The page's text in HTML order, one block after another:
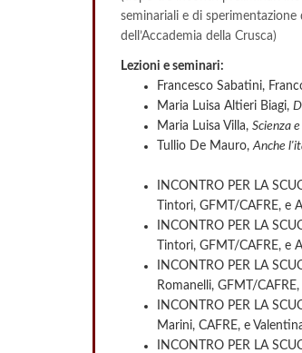
seminariali e di
dell’Accademia della Crusca)
Lezioni e seminari:
Francesco Sabatini,
Maria Luisa Altieri Biagi,
Maria Luisa Villa, Scienza
Tullio De Mauro, Anche
INCONTRO PER LA
Tintori, GFMT/CAFRE, e
INCONTRO PER LA
Tintori, GFMT/CAFRE, e
INCONTRO PER LA
Romanelli, GFMT/
INCONTRO PER LA
Marini, CAFRE, e
INCONTRO PER LA